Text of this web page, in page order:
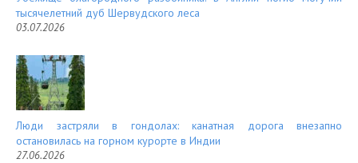
тысячелетний дуб Шервудского леса
03.07.2026
Люди застряли в гондолах: канатная дорога внезапно
остановилась на горном курорте в Индии
27.06.2026